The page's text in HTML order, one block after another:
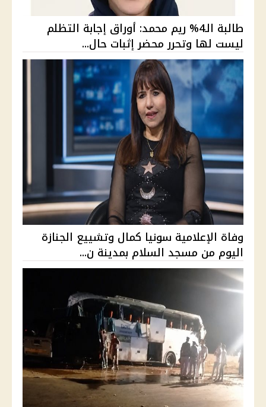
طالبة الـ4% ريم محمد: أوراق إجابة التظلم
ليست لها وتحرر محضر إثبات حال...
وفاة الإعلامية سونيا كمال وتشييع الجنازة
اليوم من مسجد السلام بمدينة ن...